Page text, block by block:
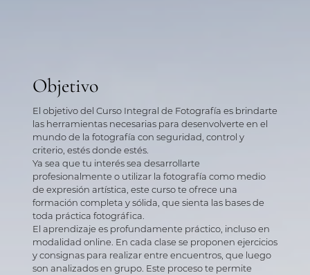
Objetivo
El objetivo del Curso Integral de Fotografía es brindarte
las herramientas necesarias para desenvolverte en el
mundo de la fotografía con seguridad, control y
criterio, estés donde estés.
Ya sea que tu interés sea desarrollarte
profesionalmente o utilizar la fotografía como medio
de expresión artística, este curso te ofrece una
formación completa y sólida, que sienta las bases de
toda práctica fotográfica.
El aprendizaje es profundamente práctico, incluso en
modalidad online. En cada clase se proponen ejercicios
y consignas para realizar entre encuentros, que luego
son analizados en grupo. Este proceso te permite